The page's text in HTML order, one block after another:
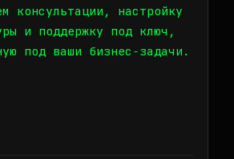
консультации, настройку
и поддержку под ключ,
под ваши бизнес‑задачи.